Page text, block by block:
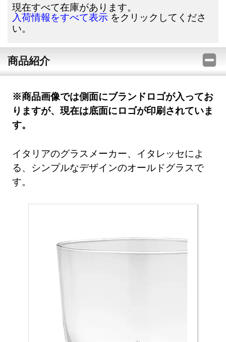
現在すべて在庫があります。
入荷情報をすべて表示 をクリックしてくださ
い。
商品紹介
※商品画像では側面にブランドロゴが入ってお
りますが、現在は底面にロゴが印刷されていま
す。
イタリアのグラスメーカー、イタレッセによ
る、シンプルなデザインのオールドグラスで
す。